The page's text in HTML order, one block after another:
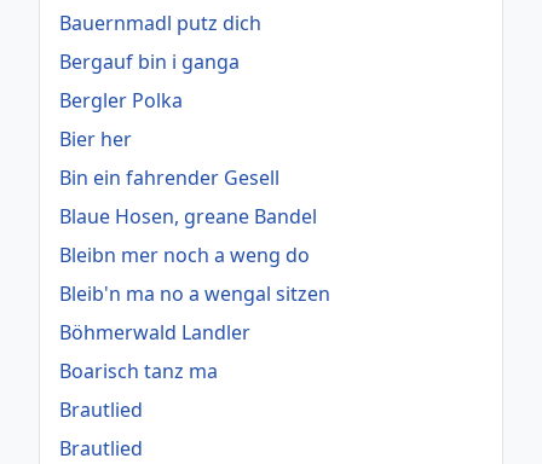
Bauernmadl putz dich
Bergauf bin i ganga
Bergler Polka
Bier her
Bin ein fahrender Gesell
Blaue Hosen, greane Bandel
Bleibn mer noch a weng do
Bleib'n ma no a wengal sitzen
Böhmerwald Landler
Boarisch tanz ma
Brautlied
Brautlied